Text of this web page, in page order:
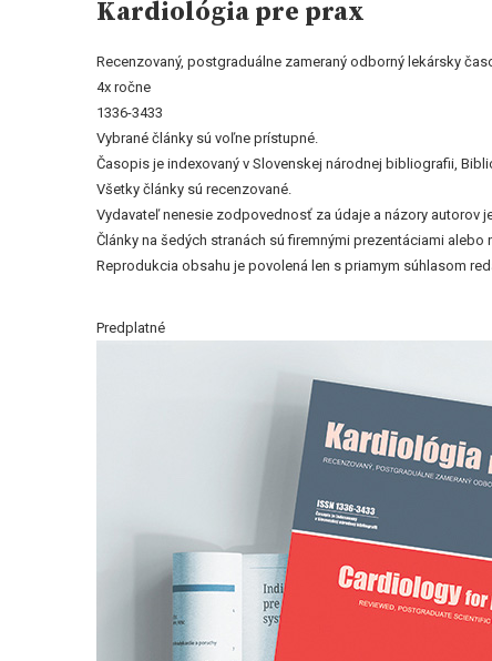
Kardiológia pre prax
Recenzovaný, postgraduálne zameraný odborný lekársky
4x ročne
1336-3433
Vybrané články sú voľne prístupné.
Časopis je indexovaný v Slovenskej národnej bibliografii,
Všetky články sú recenzované.
Vydavateľ nenesie zodpovednosť za údaje a názory autorov
Články na šedých stranách sú firemnými prezentáciami
Reprodukcia obsahu je povolená len s priamym súhlasom
Predplatné